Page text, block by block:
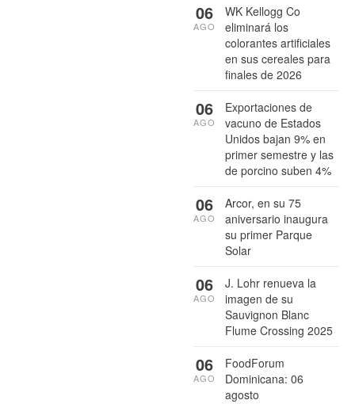
WK Kellogg Co
eliminará los
colorantes artificiales
en sus cereales para
finales de 2026
06
AGO
Exportaciones de
vacuno de Estados
Unidos bajan 9% en
primer semestre y las
de porcino suben 4%
06
AGO
Arcor, en su 75
aniversario inaugura
su primer Parque
Solar
06
AGO
J. Lohr renueva la
imagen de su
Sauvignon Blanc
Flume Crossing 2025
06
AGO
FoodForum
Dominicana: 06
agosto
06
AGO